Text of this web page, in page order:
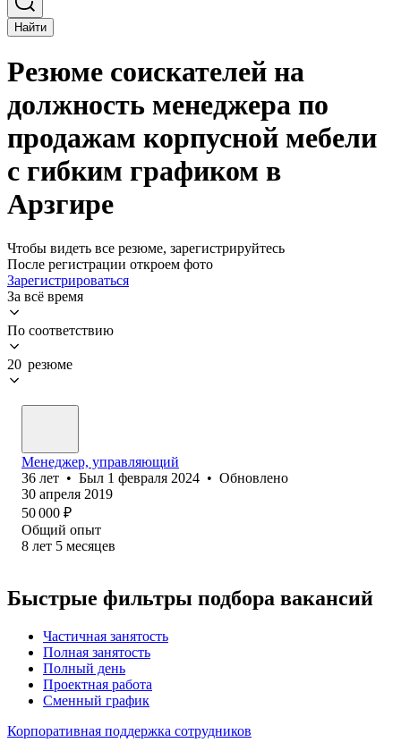
Найти
Резюме соискателей на
должность менеджера по
продажам корпусной мебели
с гибким графиком в
Арзгире
Чтобы видеть все резюме, зарегистрируйтесь
После регистрации откроем фото
Зарегистрироваться
За всё время
По соответствию
20 резюме
Менеджер, управляющий
36 лет • Был 1 февраля 2024 • Обновлено
30 апреля 2019
50 000 ₽
Общий опыт
8 лет 5 месяцев
Быстрые фильтры подбора вакансий
Частичная занятость
Полная занятость
Полный день
Проектная работа
Сменный график
Корпоративная поддержка сотрудников